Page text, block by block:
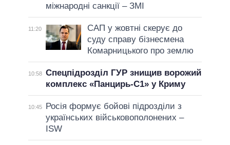
міжнародні санкції – ЗМІ
11:20
САП у жовтні скерує до
суду справу бізнесмена
Комарницького про землю
10:58 Спецпідрозділ ГУР знищив ворожий
комплекс «Панцирь-С1» у Криму
10:45
Росія формує бойові підрозділи з
українських військовополонених –
ISW